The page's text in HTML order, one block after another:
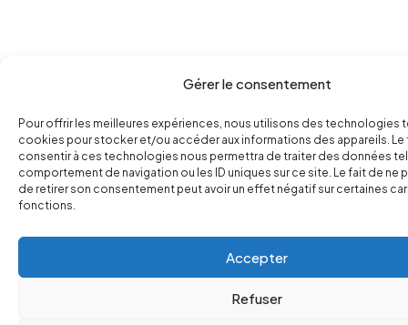
Gérer le consentement
Pour offrir les meilleures expériences, nous utilisons des technologies
cookies pour stocker et/ou accéder aux informations des appareils. Le
consentir à ces technologies nous permettra de traiter des données
comportement de navigation ou les ID uniques sur ce site. Le fait de ne
de retirer son consentement peut avoir un effet négatif sur certaines
fonctions.
Accepter
Refuser